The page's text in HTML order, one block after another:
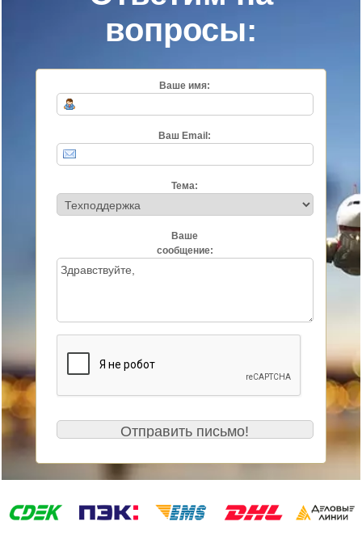
вопросы:
Ваше имя:
Ваш Email:
Тема:
Ваше
сообщение: